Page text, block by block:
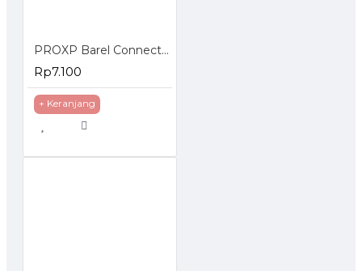
PROXP Barel Connector RJ45 Coupler 1 to 1
Rp7.100
+ Keranjang